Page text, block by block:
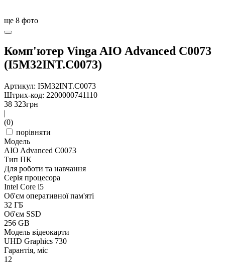
ще 8 фото
Комп'ютер Vinga AIO Advanced C0073
(I5M32INT.C0073)
Артикул: I5M32INT.C0073
Штрих-код: 2200000741110
38 323грн
|
(0)
порівняти
Модель
AIO Advanced C0073
Тип ПК
Для роботи та навчання
Серія процесора
Intel Core i5
Об'єм оперативної пам'яті
32 ГБ
Об'єм SSD
256 GB
Модель відеокарти
UHD Graphics 730
Гарантія, міс
12